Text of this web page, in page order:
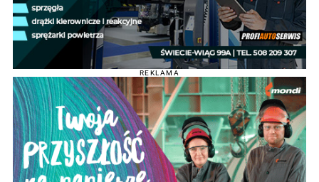
REKLAMA